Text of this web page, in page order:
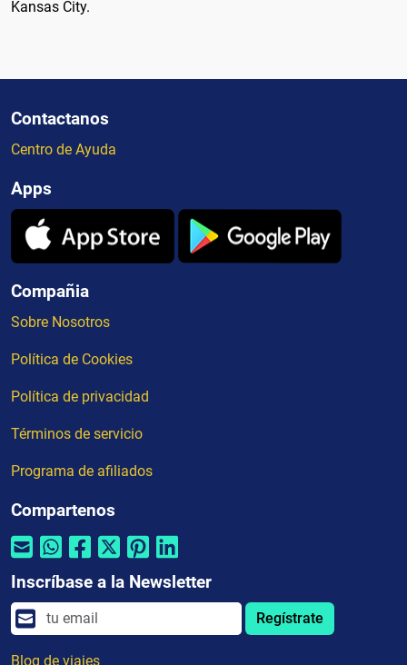
Kansas City.
Contactanos
Centro de Ayuda
Apps
Compañia
Sobre Nosotros
Política de Cookies
Política de privacidad
Términos de servicio
Programa de afiliados
Compartenos
Inscríbase a la Newsletter
Regístrate
Blog de viajes